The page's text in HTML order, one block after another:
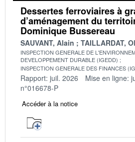
Dessertes ferroviaires à
d’aménagement du
Dominique Bussereau
SAUVANT, Alain TAILLARDAT,
INSPECTION GENERALE DE
DEVELOPPEMENT DURABLE (IGEDD)
INSPECTION GENERALE DES FINANCES
Rapport: juil. 2026 Mise en ligne:
n°016678-P
Accéder à la notice